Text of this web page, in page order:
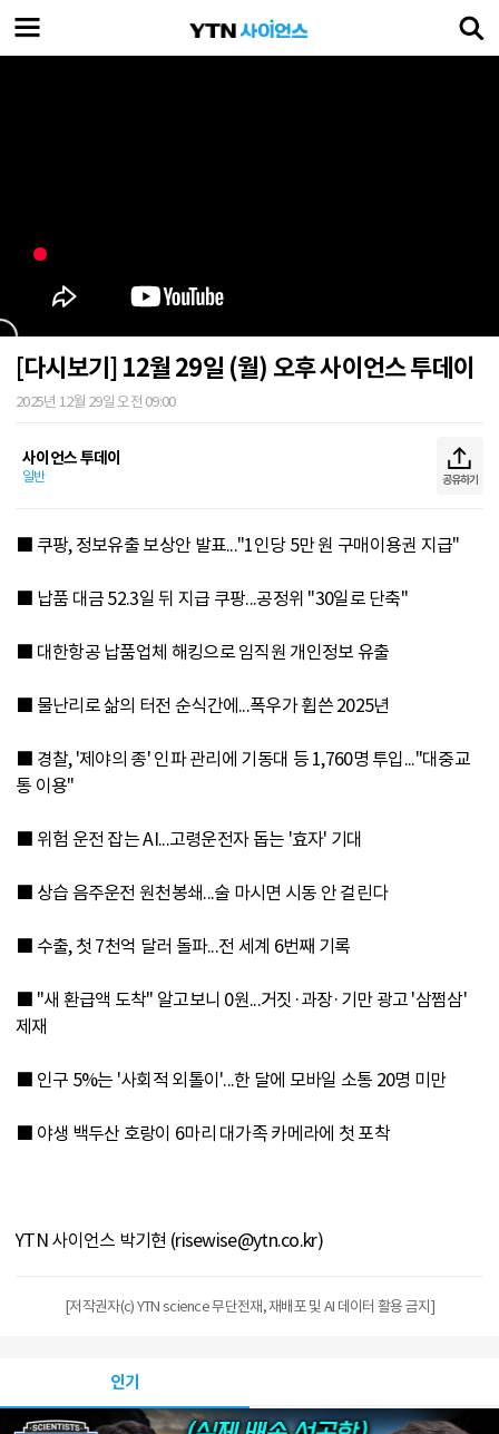
[다시보기] 12월 29일 (월) 오후 사이언스 투데이
2025년 12월 29일 오전 09:00
사이언스 투데이
일반 공유하기
■ 쿠팡, 정보유출 보상안 발표..."1인당 5만 원 구매이용권 지급"
■ 납품 대금 52.3일 뒤 지급 쿠팡...공정위 "30일로 단축"
■ 대한항공 납품업체 해킹으로 임직원 개인정보 유출
■ 물난리로 삶의 터전 순식간에...폭우가 휩쓴 2025년
■ 경찰, '제야의 종' 인파 관리에 기동대 등 1,760명 투입..."대중교
통 이용"
■ 위험 운전 잡는 AI...고령운전자 돕는 '효자' 기대
■ 상습 음주운전 원천봉쇄...술 마시면 시동 안 걸린다
■ 수출, 첫 7천억 달러 돌파...전 세계 6번째 기록
■ "새 환급액 도착" 알고보니 0원...거짓·과장·기만 광고 '삼쩜삼'
제재
■ 인구 5%는 '사회적 외톨이'...한 달에 모바일 소통 20명 미만
■ 야생 백두산 호랑이 6마리 대가족 카메라에 첫 포착
YTN 사이언스 박기현 (risewise@ytn.co.kr)
[저작권자(c) YTN science 무단전재, 재배포 및 AI 데이터 활용 금지]
인기